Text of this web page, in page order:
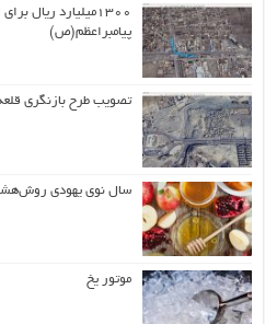
۱۳۰۰میلیارد ریال
پیامبراعظم(ص)
تصویب طرح بازنگری
سال نوی یهودی
موتور یخ